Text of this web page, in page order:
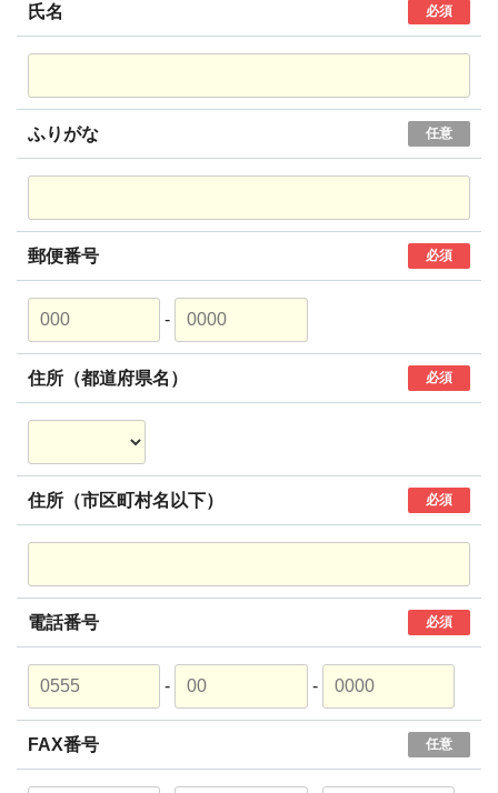
氏名 必須
ふりがな 任意
郵便番号 必須
-
住所（都道府県名） 必須
住所（市区町村名以下） 必須
電話番号 必須
- -
FAX番号 任意